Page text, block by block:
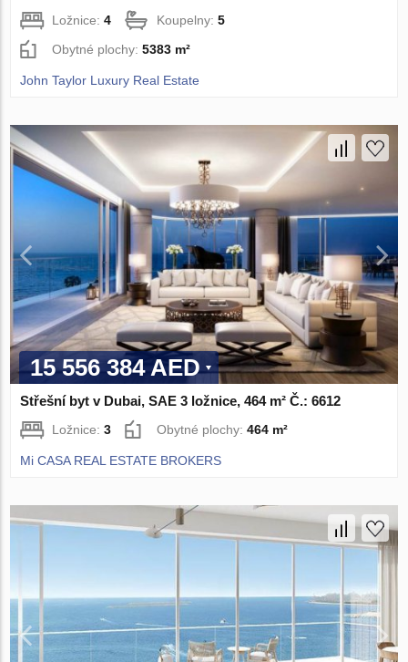
Ložnice:4 Koupelny:5
Obytné plochy:5383 m²
John Taylor Luxury Real Estate
15 556 384 AED
Střešní byt v Dubai, SAE 3 ložnice, 464 m² Č.: 6612
Ložnice:3 Obytné plochy:464 m²
Mi CASA REAL ESTATE BROKERS